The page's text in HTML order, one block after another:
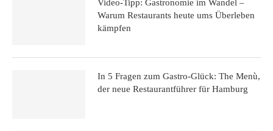
Video-Tipp: Gastronomie im Wandel –
Warum Restaurants heute ums Überleben
kämpfen
In 5 Fragen zum Gastro-Glück: The Menù,
der neue Restaurantführer für Hamburg